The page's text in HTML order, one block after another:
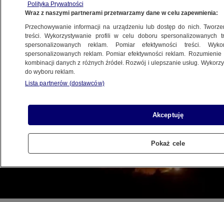
w Żytomierzu nalot na akademik i fabrykę
8.03.2022, 05:47Aktualizacja:8.03.2022, 21:59
Udostępnij
Polityka Prywatności
Wraz z naszymi partnerami przetwarzamy dane w celu zapewnienia:
Przechowywanie informacji na urządzeniu lub dostęp do nich.
treści. Wykorzystywanie profili w celu doboru spersonalizowanych
spersonalizowanych reklam. Pomiar efektywności treści.
spersonalizowanych reklam. Pomiar efektywności reklam.
kombinacji danych z różnych źródeł. Rozwój i ulepszanie usług.
do wyboru reklam.
Lista partnerów (dostawców)
Akceptuję
Pokaż cele